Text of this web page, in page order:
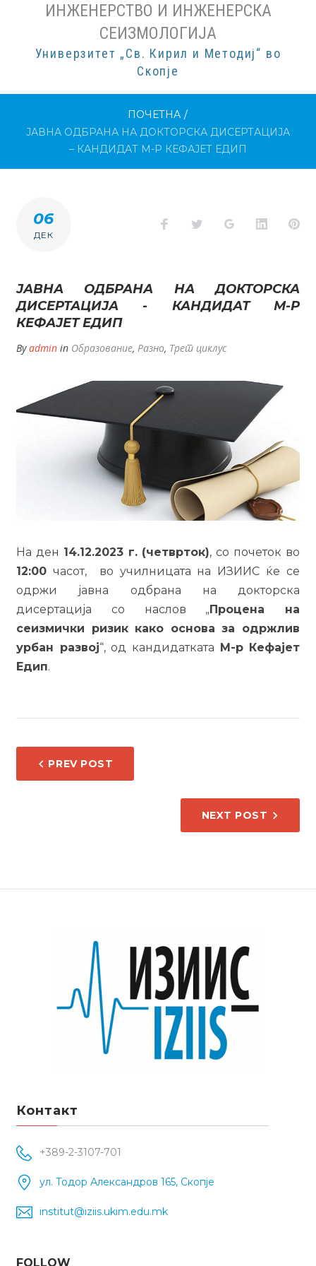
ИНЖЕНЕРСТВО И ИНЖЕНЕРСКА
СЕИЗМОЛОГИЈА
Универзитет „Св. Кирил и Методиј“ во
Скопје
ПОЧЕТНА /
ЈАВНА ОДБРАНА НА ДОКТОРСКА ДИСЕРТАЦИЈА
– КАНДИДАТ М-Р КЕФАЈЕТ ЕДИП
06
ДЕК
Facebook
Twitter Google+LinkedIn
ЈАВНА ОДБРАНА НА ДОКТОРСКА
ДИСЕРТАЦИЈА - КАНДИДАТ М-Р
КЕФАЈЕТ ЕДИП
Byadmin in Образование, Разно, Трет циклус
На ден 14.12.2023 г. (четврток), со почеток во
12:00часот, во училницата на ИЗИИС ќе се
одржи јавна одбрана на докторска
дисертација со наслов „Процена на
сеизмички ризик како основа за одржлив
урбан развој“, од кандидатката М-р Кефајет
Едип.
НАВИГАЦИЈА
НА
PREV POST
NEXT POST
Контакт
+389-2-3107-701
ул. Тодор Александров 165, Скопје
institut@iziis.ukim.edu.mk
FOLLOW